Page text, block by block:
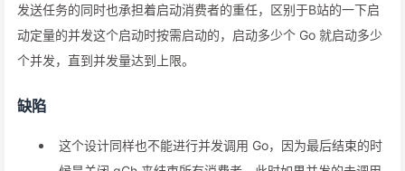
发送任务的同时也承担着启动消费者的重任，区别于B站的一下启
动定量的并发这个启动时按需启动的，启动多少个 Go 就启动多少
个并发，直到并发量达到上限。
缺陷
这个设计同样也不能进行并发调用 Go，因为最后结束的时